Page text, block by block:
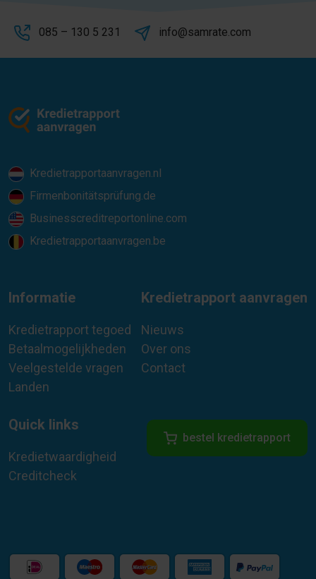
085 – 130 5 231 info@samrate.com
Kredietrapportaanvragen.nl
Firmenbonitätsprüfung.de
Businesscreditreportonline.com
Kredietrapportaanvragen.be
Informatie
Kredietrapport tegoed
Betaalmogelijkheden
Veelgestelde vragen
Landen
Kredietrapport aanvragen
Nieuws
Over ons
Contact
Quick links
Kredietwaardigheid
Creditcheck
bestel kredietrapport